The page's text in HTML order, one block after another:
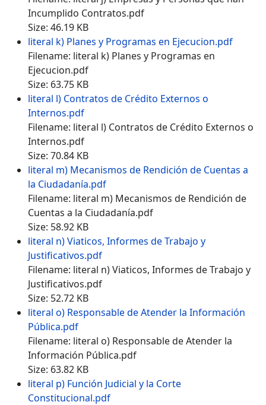
Incumplido Contratos.pdf
Size: 46.19 KB
literal k) Planes y Programas en Ejecucion.pdf
Filename: literal k) Planes y Programas en
Ejecucion.pdf
Size: 63.75 KB
literal l) Contratos de Crédito Externos o
Internos.pdf
Filename: literal l) Contratos de Crédito Externos o
Internos.pdf
Size: 70.84 KB
literal m) Mecanismos de Rendición de Cuentas a
la Ciudadanía.pdf
Filename: literal m) Mecanismos de Rendición de
Cuentas a la Ciudadanía.pdf
Size: 58.92 KB
literal n) Viaticos, Informes de Trabajo y
Justificativos.pdf
Filename: literal n) Viaticos, Informes de Trabajo y
Justificativos.pdf
Size: 52.72 KB
literal o) Responsable de Atender la Información
Pública.pdf
Filename: literal o) Responsable de Atender la
Información Pública.pdf
Size: 63.82 KB
literal p) Función Judicial y la Corte
Constitucional.pdf